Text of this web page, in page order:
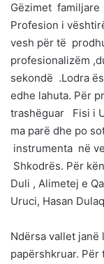
Gëzimet
Profesion i
vesh për të
profesionalizëm
sekondë .Lodra
edhe lahuta. Për
trashëguar Fisi i
ma parë dhe po
instrumenta në
Shkodrës. Për
Duli , Alimetej e
Uruci, Hasan
Ndërsa vallet
papërshkruar.